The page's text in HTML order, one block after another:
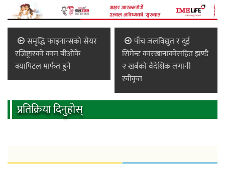
समृद्धि फाइनान्सको सेयर
रजिष्ट्रारको काम बीओके
क्यापिटल मार्फत हुने
पाँच जलविद्युत र दुई
सिमेन्ट कारखानाकोसहित झण्डै
२ खर्बको वैदेशिक लगानी
स्वीकृत
प्रतिक्रिया दिनुहोस्